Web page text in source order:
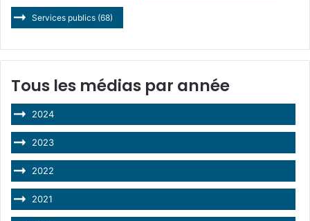
Services publics (68)
Tous les médias par année
2024
2023
2022
2021